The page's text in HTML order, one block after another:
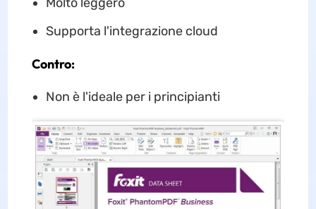
Supporta l'integrazione cloud
Contro:
Non è l'ideale per i principianti